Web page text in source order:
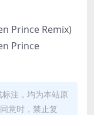
Prince Remix)
Prince
注，均为本站原
意时，禁止复